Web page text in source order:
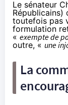
Le sénateur
Républicains)
toutefois pas
formulation
« exempte de
outre, « une
La